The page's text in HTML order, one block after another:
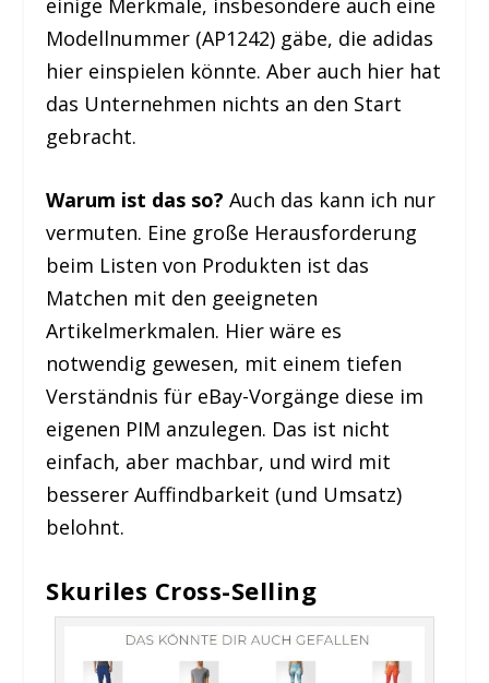
Modellnummer (AP1242) gäbe, die adidas
hier einspielen könnte. Aber auch hier hat
das Unternehmen nichts an den Start
gebracht.
Warum ist das so? Auch das kann ich nur
vermuten. Eine große Herausforderung
beim Listen von Produkten ist das
Matchen mit den geeigneten
Artikelmerkmalen. Hier wäre es
notwendig gewesen, mit einem tiefen
Verständnis für eBay-Vorgänge diese im
eigenen PIM anzulegen. Das ist nicht
einfach, aber machbar, und wird mit
besserer Auffindbarkeit (und Umsatz)
belohnt.
Skuriles Cross-Selling